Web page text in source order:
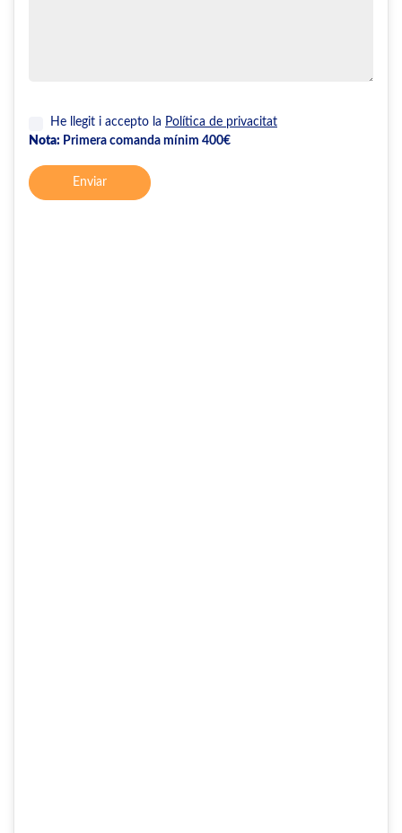
He llegit i accepto la Política de privacitat
Nota: Primera comanda mínim 400€
Enviar